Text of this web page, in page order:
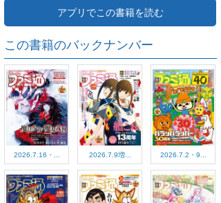
アプリでこの書籍を読む
この書籍のバックナンバー
2026.7.16・... 2026.7.9増... 2026.7.2・9...